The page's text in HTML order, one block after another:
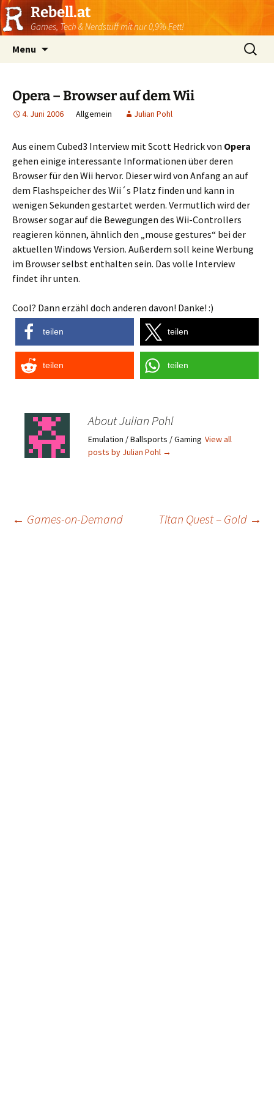
Rebell.at
Games, Tech & Nerdstuff mit nur 0,9% Fett!
Menu
Suchen
nach:
Opera – Browser auf dem Wii
4. Juni 2006 Allgemein Julian Pohl
Aus einem Cubed3 Interview mit Scott Hedrick von Opera
gehen einige interessante Informationen über deren
Browser für den Wii hervor. Dieser wird von Anfang an auf
dem Flashspeicher des Wii´s Platz finden und kann in
wenigen Sekunden gestartet werden. Vermutlich wird der
Browser sogar auf die Bewegungen des Wii-Controllers
reagieren können, ähnlich den „mouse gestures“ bei der
aktuellen Windows Version. Außerdem soll keine Werbung
im Browser selbst enthalten sein. Das volle Interview
findet ihr unten.
Cool? Dann erzähl doch anderen davon! Danke! :)
teilen teilen
teilen teilen
About Julian Pohl
Emulation / Ballsports / Gaming View all
posts by Julian Pohl →
Post
← Games-on-Demand Titan Quest – Gold →